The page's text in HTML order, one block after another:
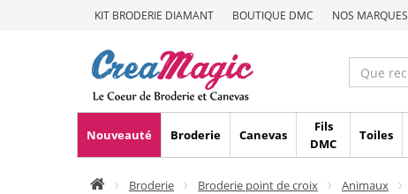
KIT BRODERIE DIAMANT BOUTIQUE DMC NOS MARQUES
Nouveauté Broderie Canevas
Fils
DMC
Toiles
Broderie Broderie point de croix Animaux